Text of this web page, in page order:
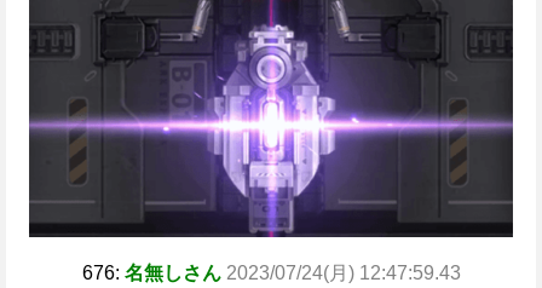
676: 名無しさん 2023/07/24(月) 12:47:59.43